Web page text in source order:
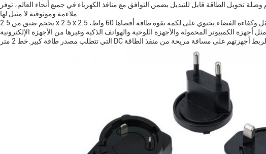
تحويل الطاقة قابل للتبديل يضمن التوافق مع منافذ الكهرباء في جميع أنحاء العالم، توفر
بحجم ضيق من 2.5 x 2.5 x 2.5 بوصة فقط، هذا محول الطاقة هو تجسيد من قابلية النقل وكفاءة الفضاء.يحتوي على لكمة بقوة طاقة أقصاها 60 واط،
الكمبيوتر المحمولة والأجهزة اللوحية والهواتف الذكية وغيرها من الأجهزة الإلكترونية